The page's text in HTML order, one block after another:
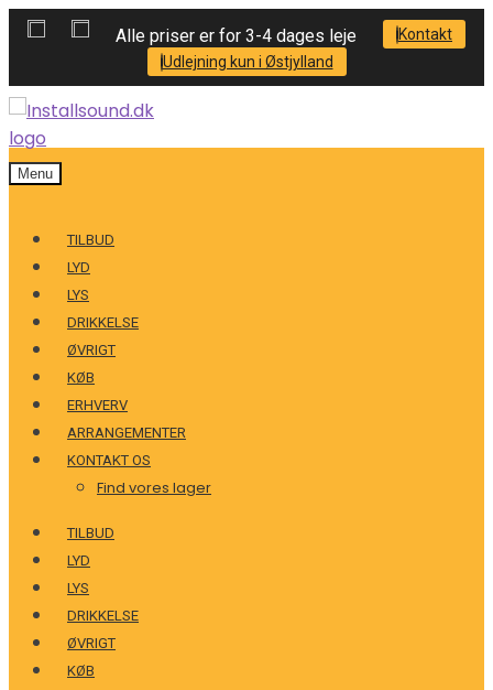
Alle priser er for 3-4 dages leje
Kontakt
Udlejning kun i Østjylland
Menu
TILBUD
LYD
LYS
DRIKKELSE
ØVRIGT
KØB
ERHVERV
ARRANGEMENTER
KONTAKT OS
Find vores lager
TILBUD
LYD
LYS
DRIKKELSE
ØVRIGT
KØB